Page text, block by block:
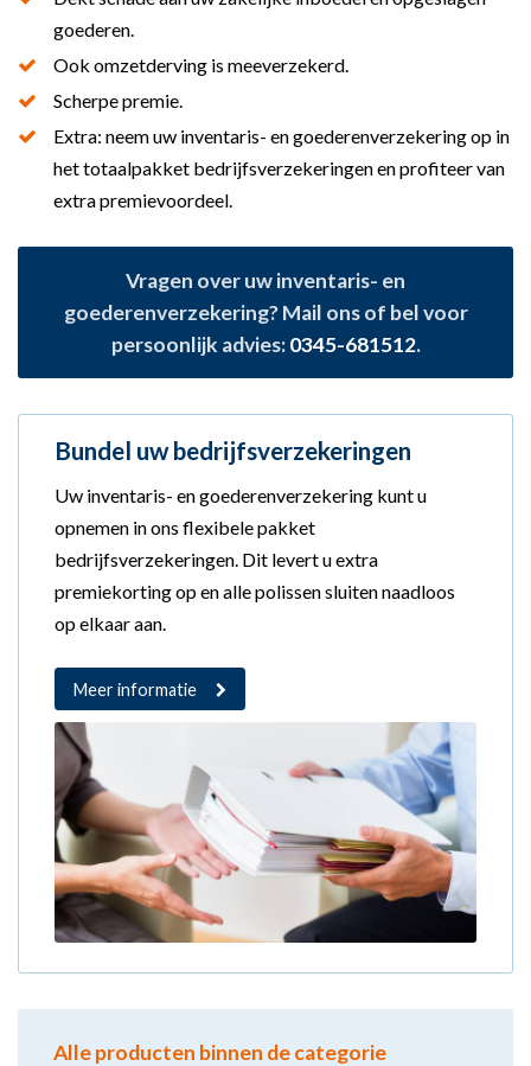
goederen.
Ook omzetderving is meeverzekerd.
Scherpe premie.
Extra: neem uw inventaris- en goederenverzekering op in
het totaalpakket bedrijfsverzekeringen en profiteer van
extra premievoordeel.
Vragen over uw inventaris- en
goederenverzekering? Mail ons of bel voor
persoonlijk advies:0345-681512.
Bundel uw bedrijfsverzekeringen
Uw inventaris- en goederenverzekering kunt u
opnemen in ons flexibele pakket
bedrijfsverzekeringen. Dit levert u extra
premiekorting op en alle polissen sluiten naadloos
op elkaar aan.
Meer informatie
Alle producten binnen de categorie